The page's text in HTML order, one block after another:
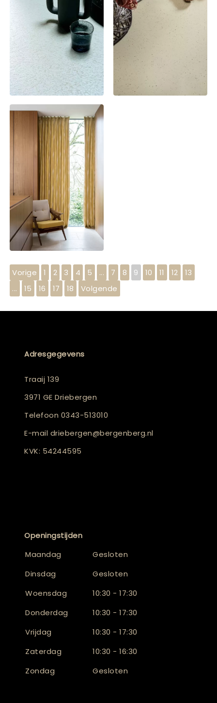
Vorige 1 2 3 4 5 ... 7 8 9 10 11 12
13
...
15 16 17 18 Volgende
Adresgegevens
Traaij 139
3971 GE Driebergen
Telefoon 0343-513010
E-mail driebergen@bergenberg.nl
KVK: 54244595
Openingstijden
Maandag
Gesloten
Dinsdag
Gesloten
Woensdag
10:30 - 17:30
Donderdag
10:30 - 17:30
Vrijdag
10:30 - 17:30
Zaterdag
10:30 - 16:30
Zondag
Gesloten